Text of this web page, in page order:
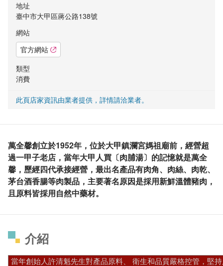
地址
臺中市大甲區蔣公路138號
網站
官方網站
類型
消費
此頁店家資訊由業者提供，詳情請洽業者。
萬全馨創立於1952年，位於大甲鎮瀾宮媽祖廟前，經營超
過一甲子老店，當年大甲人買〔肉脯湯〕的記憶就是萬全
馨，歷經四代承接經營，最出名產品有肉角、肉絲、肉乾、
茅台酒香腸等肉製品，主要著名原因是採用新鮮溫體豬肉，
且原料皆採用自然中藥材。
介紹
當年創始人許清魁先生對產品原料、 衛生和品質嚴格控管，堅